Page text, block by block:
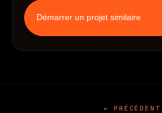
Démarrer un projet similaire
← PRÉCÉDENT